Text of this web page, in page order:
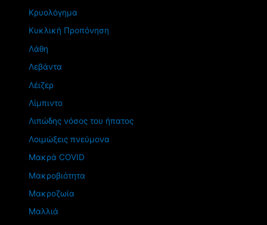
Κρυολόγημα
Κυκλική Προπόνηση
Λάθη
Λεβάντα
Λέιζερ
Λίμπιντο
Λιπώδης νόσος του ήπατος
Λοιμώξεις πνεύμονα
Μακρά COVID
Μακροβιότητα
Μακροζωία
Μαλλιά